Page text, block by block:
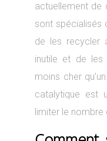
actuellement de
sont spécialisés
de les recycler
inutile et de les
moins cher
catalytique est
limiter le nombre